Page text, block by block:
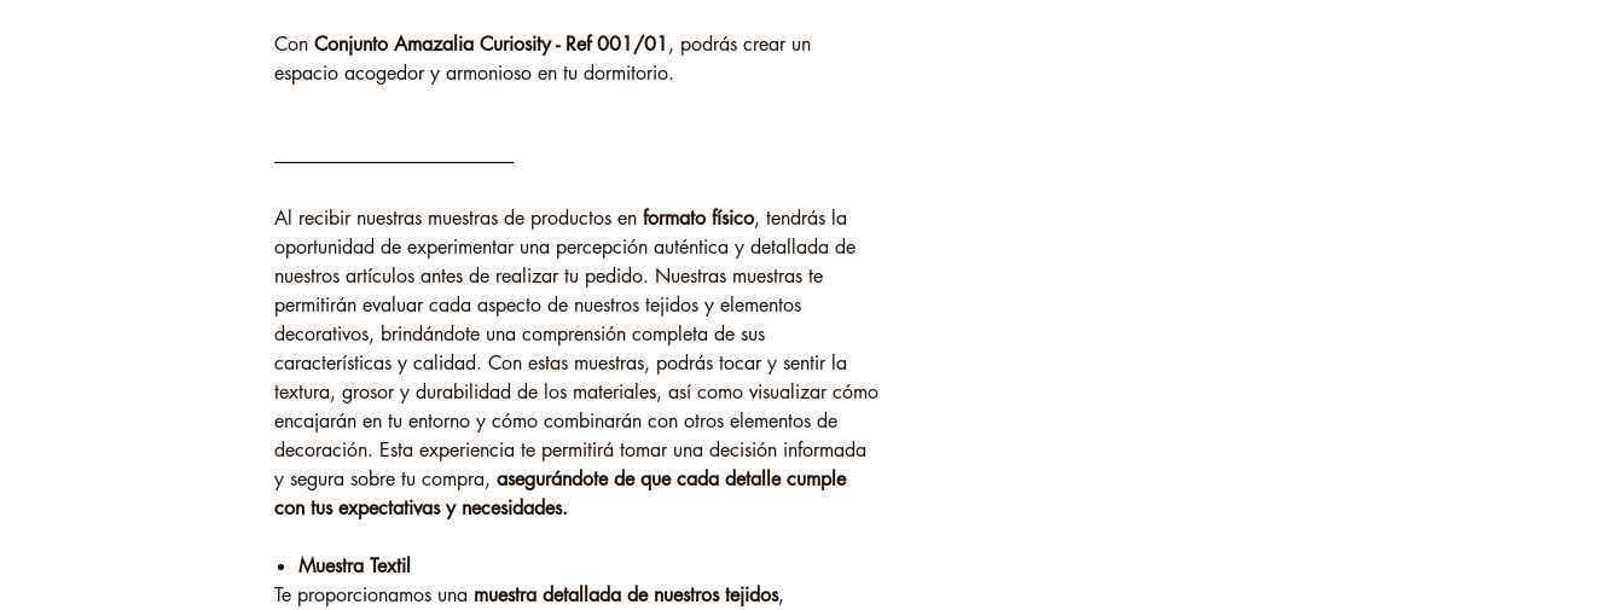
Con Conjunto Amazalia Curiosity - Ref 001/01 , podrás crear un
espacio acogedor y armonioso en tu dormitorio.
------------------------------------------------------------------
Al recibir nuestras muestras de productos en formato físico, tendrás la
oportunidad de experimentar una percepción auténtica y detallada de
nuestros artículos antes de realizar tu pedido. Nuestras muestras te
permitirán evaluar cada aspecto de nuestros tejidos y elementos
decorativos, brindándote una comprensión completa de sus
características y calidad. Con estas muestras, podrás tocar y sentir la
textura, grosor y durabilidad de los materiales, así como visualizar cómo
encajarán en tu entorno y cómo combinarán con otros elementos de
decoración. Esta experiencia te permitirá tomar una decisión informada
y segura sobre tu compra, asegurándote de que cada detalle cumple
con tus expectativas y necesidades.
Muestra Textil
Te proporcionamos una muestra detallada de nuestros tejidos,